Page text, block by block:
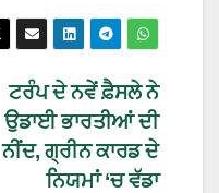
ਟਰੰਪ ਦੇ ਨਵੇਂ ਫ਼ੈਸਲੇ ਨੇ
ਉਡਾਈ ਭਾਰਤੀਆਂ ਦੀ
ਨੀਂਦ, ਗ੍ਰੀਨ ਕਾਰਡ ਦੇ
ਨਿਯਮਾਂ ‘ਚ ਵੱਡਾ